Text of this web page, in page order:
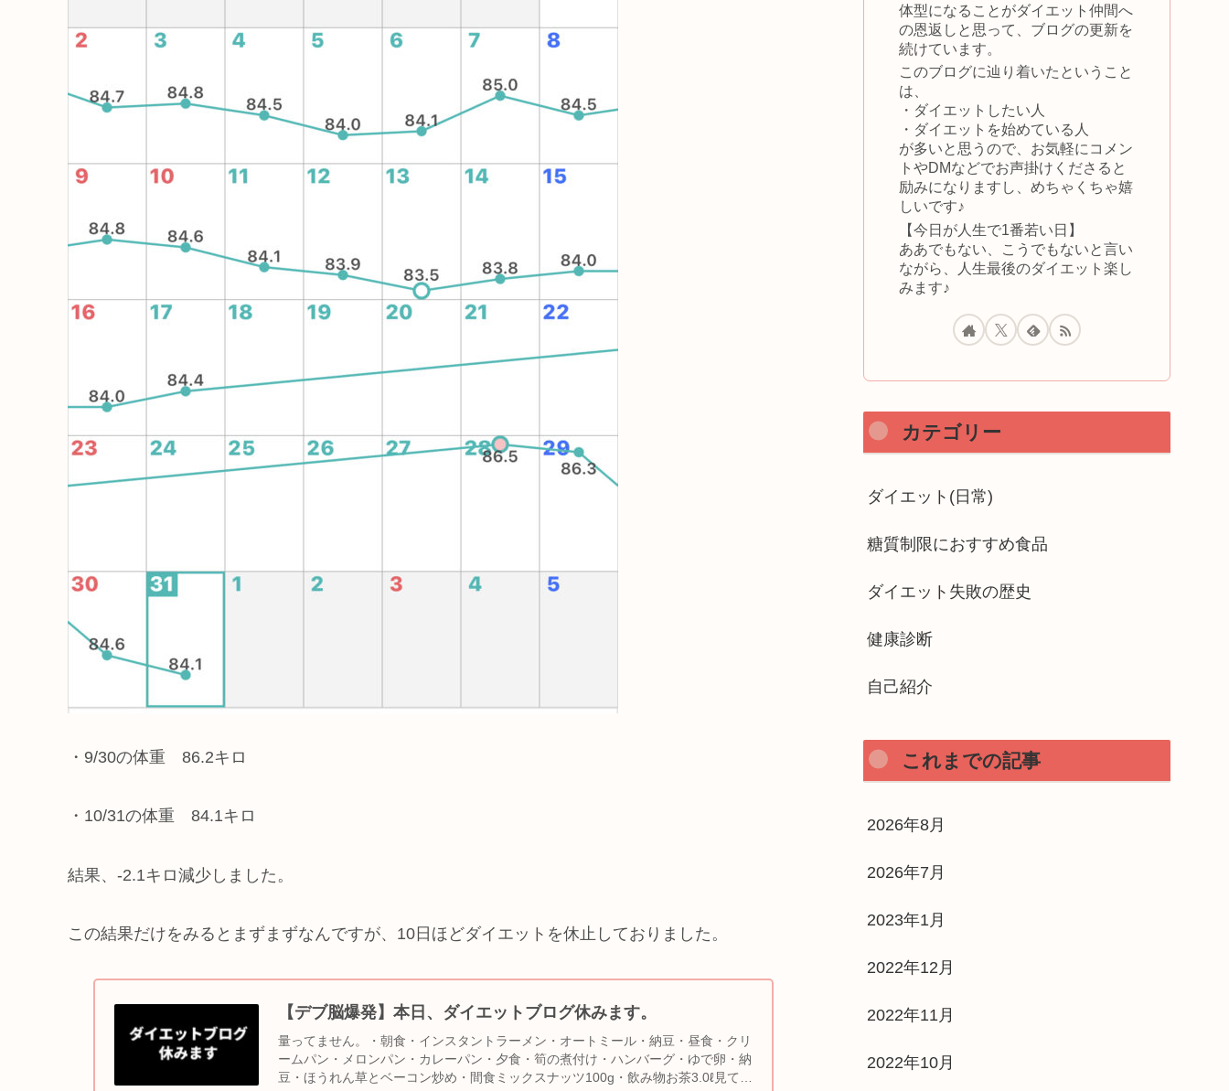
・9/30の体重 86.2キロ
・10/31の体重 84.1キロ
結果、-2.1キロ減少しました。
この結果だけをみるとまずまずなんですが、10日ほどダイエットを休止しておりました。
【デブ脳爆発】本日、ダイエットブログ休みます。
量ってません。・朝食・インスタントラーメン・オートミール・納豆・昼食・クリ
ームパン・メロンパン・カレーパン・夕食・筍の煮付け・ハンバーグ・ゆで卵・納
豆・ほうれん草とベーコン炒め・間食ミックスナッツ100g・飲み物お茶3.0ℓ見ての
体型になることがダイエット仲間へ
の恩返しと思って、ブログの更新を
続けています。
このブログに辿り着いたということ
は、
・ダイエットしたい人
・ダイエットを始めている人
が多いと思うので、お気軽にコメン
トやDMなどでお声掛けくださると
励みになりますし、めちゃくちゃ嬉
しいです♪
【今日が人生で1番若い日】
ああでもない、こうでもないと言い
ながら、人生最後のダイエット楽し
みます♪
カテゴリー
ダイエット(日常)
糖質制限におすすめ食品
ダイエット失敗の歴史
健康診断
自己紹介
これまでの記事
2026年8月
2026年7月
2023年1月
2022年12月
2022年11月
2022年10月